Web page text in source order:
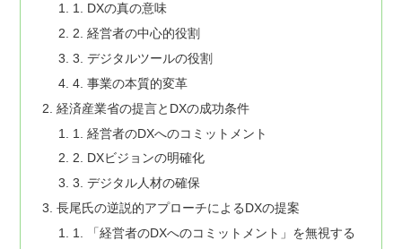
1. DXの真の意味
2. 経営者の中心的役割
3. デジタルツールの役割
4. 事業の本質的変革
経済産業省の提言とDXの成功条件
1. 経営者のDXへのコミットメント
2. DXビジョンの明確化
3. デジタル人材の確保
長尾氏の逆説的アプローチによるDXの提案
1. 「経営者のDXへのコミットメント」を無視する